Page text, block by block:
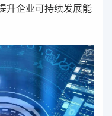
升企业可持续发展能